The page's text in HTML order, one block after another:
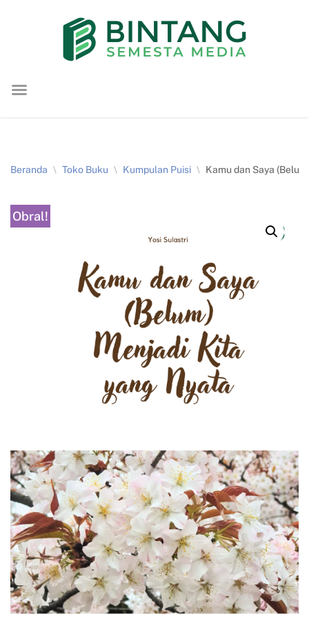
konten
Beranda \ Toko Buku \ Kumpulan Puisi \ Kamu dan Saya
Obral!